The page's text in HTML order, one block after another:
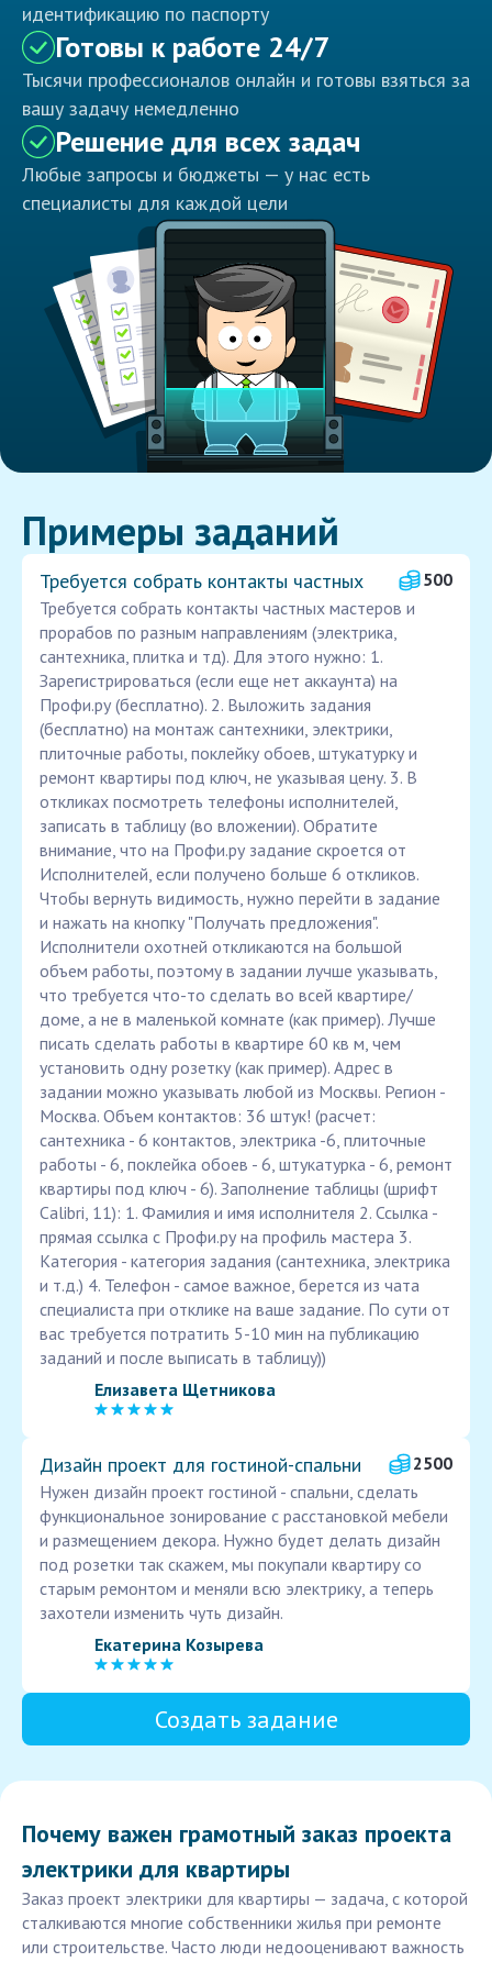
идентификацию по паспорту
Готовы к работе 24/7
Тысячи профессионалов онлайн и готовы взяться за
вашу задачу немедленно
Решение для всех задач
Любые запросы и бюджеты — у нас есть
специалисты для каждой цели
Примеры заданий
Требуется собрать контакты частных
500
Требуется собрать контакты частных мастеров и
прорабов по разным направлениям (электрика,
сантехника, плитка и тд). Для этого нужно: 1.
Зарегистрироваться (если еще нет аккаунта) на
Профи.ру (бесплатно). 2. Выложить задания
(бесплатно) на монтаж сантехники, электрики,
плиточные работы, поклейку обоев, штукатурку и
ремонт квартиры под ключ, не указывая цену. 3. В
откликах посмотреть телефоны исполнителей,
записать в таблицу (во вложении). Обратите
внимание, что на Профи.ру задание скроется от
Исполнителей, если получено больше 6 откликов.
Чтобы вернуть видимость, нужно перейти в задание
и нажать на кнопку "Получать предложения".
Исполнители охотней откликаются на большой
объем работы, поэтому в задании лучше указывать,
что требуется что-то сделать во всей квартире/
доме, а не в маленькой комнате (как пример). Лучше
писать сделать работы в квартире 60 кв м, чем
установить одну розетку (как пример). Адрес в
задании можно указывать любой из Москвы. Регион -
Москва. Объем контактов: 36 штук! (расчет:
сантехника - 6 контактов, электрика -6, плиточные
работы - 6, поклейка обоев - 6, штукатурка - 6, ремонт
квартиры под ключ - 6). Заполнение таблицы (шрифт
Calibri, 11): 1. Фамилия и имя исполнителя 2. Ссылка -
прямая ссылка с Профи.ру на профиль мастера 3.
Категория - категория задания (сантехника, электрика
и т.д.) 4. Телефон - самое важное, берется из чата
специалиста при отклике на ваше задание. По сути от
вас требуется потратить 5-10 мин на публикацию
заданий и после выписать в таблицу))
Елизавета Щетникова
Дизайн проект для гостиной-спальни
2500
Нужен дизайн проект гостиной - спальни, сделать
функциональное зонирование с расстановкой мебели
и размещением декора. Нужно будет делать дизайн
под розетки так скажем, мы покупали квартиру со
старым ремонтом и меняли всю электрику, а теперь
захотели изменить чуть дизайн.
Екатерина Козырева
Создать задание
Почему важен грамотный заказ проекта
электрики для квартиры
Заказ проект электрики для квартиры — задача, с которой
сталкиваются многие собственники жилья при ремонте
или строительстве. Часто люди недооценивают важность